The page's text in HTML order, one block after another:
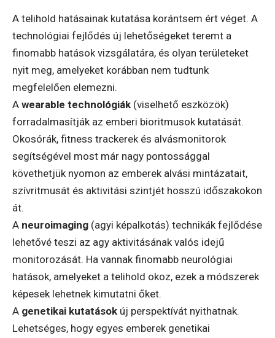
A telihold hatásainak kutatása korántsem ért véget. A
technológiai fejlődés új lehetőségeket teremt a
finomabb hatások vizsgálatára, és olyan területeket
nyit meg, amelyeket korábban nem tudtunk
megfelelően elemezni.
A wearable technológiák (viselhető eszközök)
forradalmasítják az emberi bioritmusok kutatását.
Okosórák, fitness trackerek és alvásmonitorok
segítségével most már nagy pontossággal
követhetjük nyomon az emberek alvási mintázatait,
szívritmusát és aktivitási szintjét hosszú időszakokon
át.
A neuroimaging (agyi képalkotás) technikák fejlődése
lehetővé teszi az agy aktivitásának valós idejű
monitorozását. Ha vannak finomabb neurológiai
hatások, amelyeket a telihold okoz, ezek a módszerek
képesek lehetnek kimutatni őket.
A genetikai kutatások új perspektívát nyithatnak.
Lehetséges, hogy egyes emberek genetikai